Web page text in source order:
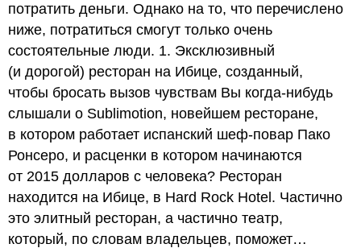
потратить деньги. Однако на то, что перечислено
ниже, потратиться смогут только очень
состоятельные люди. 1. Эксклюзивный
(и дорогой) ресторан на Ибице, созданный,
чтобы бросать вызов чувствам Вы когда-нибудь
слышали о Sublimotion, новейшем ресторане,
в котором работает испанский шеф-повар Пако
Ронсеро, и расценки в котором начинаются
от 2015 долларов с человека? Ресторан
находится на Ибице, в Hard Rock Hotel. Частично
это элитный ресторан, а частично театр,
который, по словам владельцев, поможет…